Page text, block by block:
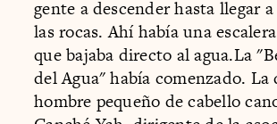
gente a descender hasta llegar
las rocas. Ahí había una
que bajaba directo al agua.La
del Agua" había comenzado.
hombre pequeño de cabello